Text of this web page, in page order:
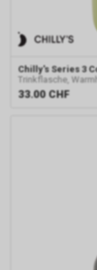
Chilly's Series 3
Trinkflasche,
33.00 CHF